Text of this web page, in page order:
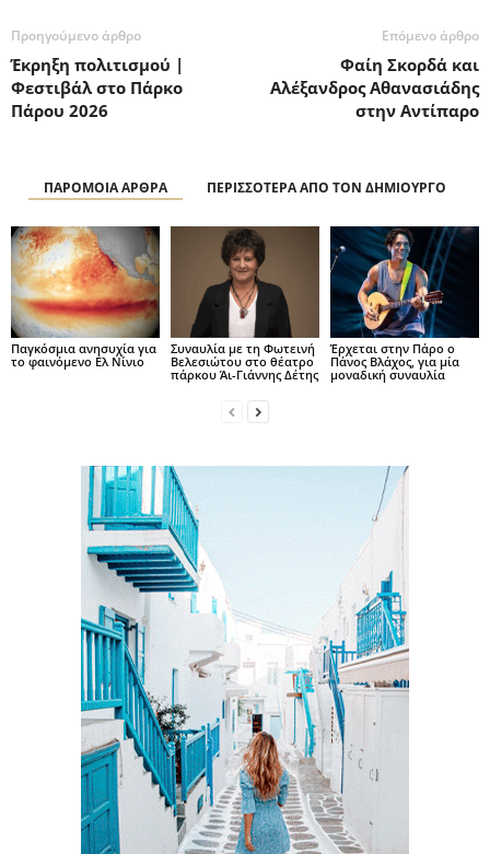
Προηγούμενο άρθρο
Έκρηξη πολιτισμού |
Φεστιβάλ στο Πάρκο
Πάρου 2026
Επόμενο άρθρο
Φαίη Σκορδά και
Αλέξανδρος Αθανασιάδης
στην Αντίπαρο
ΠΑΡΟΜΟΙΑ ΑΡΘΡΑ ΠΕΡΙΣΣΟΤΕΡΑ ΑΠΟ ΤΟΝ ΔΗΜΙΟΥΡΓΟ
Παγκόσμια ανησυχία για
το φαινόμενο Ελ Νίνιο
Συναυλία με τη Φωτεινή
Βελεσιώτου στο θέατρο
πάρκου Άι-Γιάννης Δέτης
Έρχεται στην Πάρο ο
Πάνος Βλάχος, για μία
μοναδική συναυλία